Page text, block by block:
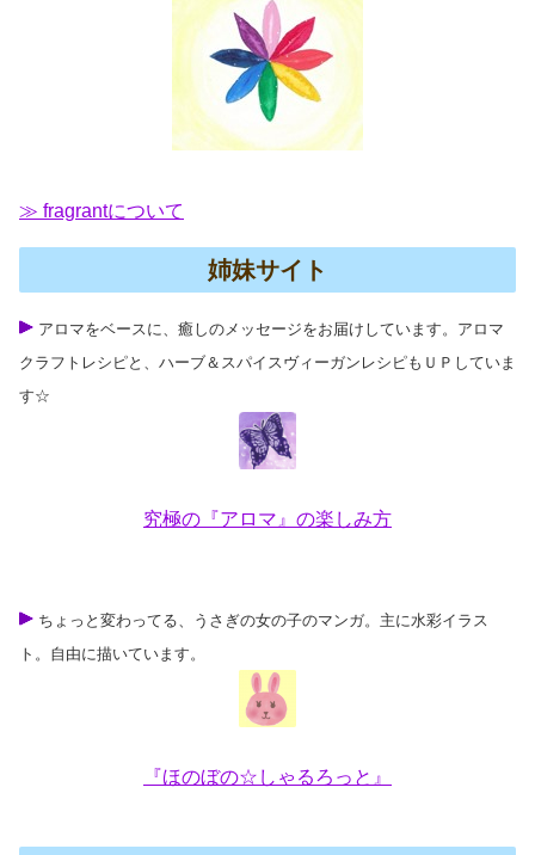
≫ fragrantについて
姉妹サイト
アロマをベースに、癒しのメッセージをお届けしています。アロマ
クラフトレシピと、ハーブ＆スパイスヴィーガンレシピもＵＰしていま
す☆
究極の『アロマ』の楽しみ方
ちょっと変わってる、うさぎの女の子のマンガ。主に水彩イラス
ト。自由に描いています。
『ほのぼの☆しゃるろっと』